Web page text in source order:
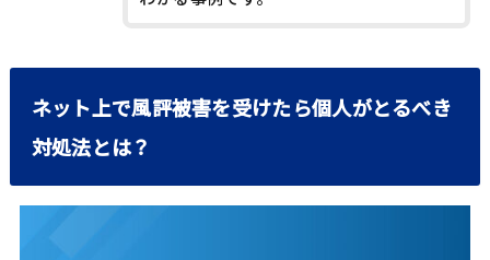
ネット上で風評被害を受けたら個人がとるべき
対処法とは？